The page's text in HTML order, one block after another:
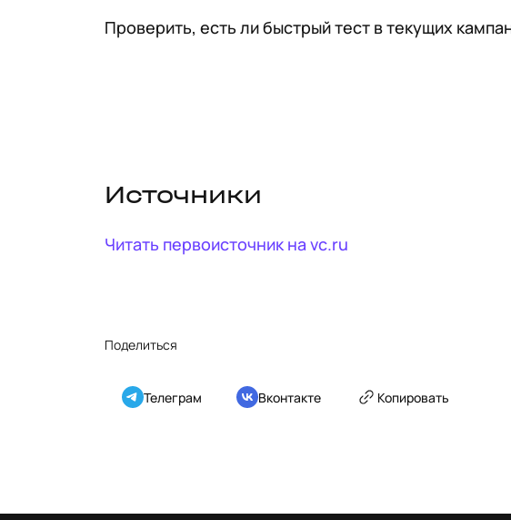
Проверить, есть ли быстрый тест в текущих
Источники
Читать первоисточник на vc.ru
Поделиться
Телеграм Вконтакте Копировать